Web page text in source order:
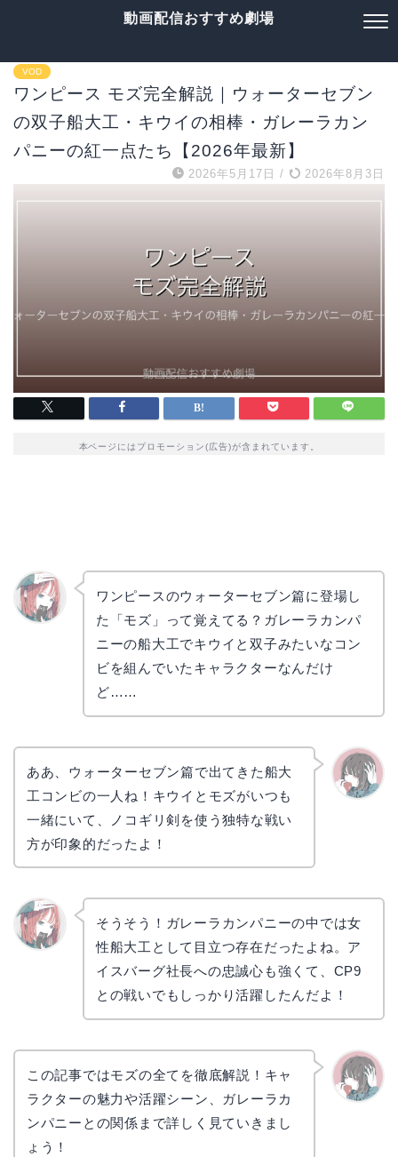
動画配信おすすめ劇場
VOD
ワンピース モズ完全解説｜ウォーターセブン
の双子船大工・キウイの相棒・ガレーラカン
パニーの紅一点たち【2026年最新】
2026年5月17日 / 2026年8月3日
本ページにはプロモーション(広告)が含まれています。
ワンピースのウォーターセブン篇に登場し
た「モズ」って覚えてる？ガレーラカンパ
ニーの船大工でキウイと双子みたいなコン
ビを組んでいたキャラクターなんだけ
ど……
ああ、ウォーターセブン篇で出てきた船大
工コンビの一人ね！キウイとモズがいつも
一緒にいて、ノコギリ剣を使う独特な戦い
方が印象的だったよ！
そうそう！ガレーラカンパニーの中では女
性船大工として目立つ存在だったよね。ア
イスバーグ社長への忠誠心も強くて、CP9
との戦いでもしっかり活躍したんだよ！
この記事ではモズの全てを徹底解説！キャ
ラクターの魅力や活躍シーン、ガレーラカ
ンパニーとの関係まで詳しく見ていきまし
ょう！